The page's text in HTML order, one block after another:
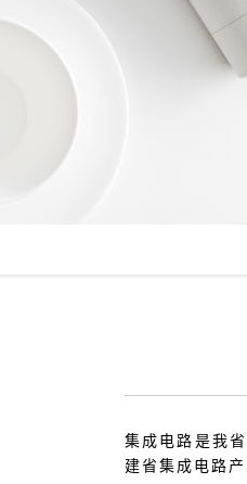
集成电路是我
建省集成电路